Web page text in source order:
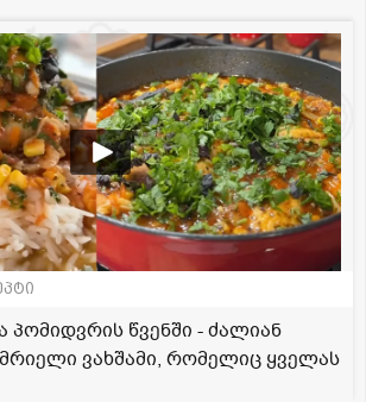
პომიდვრის წვენში - ძალიან
ვახშამი, რომელიც ყველას